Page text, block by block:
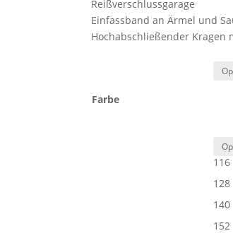
Reißverschlussgarage
Einfassband an Ärmel und
Hochabschließender Kragen
Farbe
116
128
140
152